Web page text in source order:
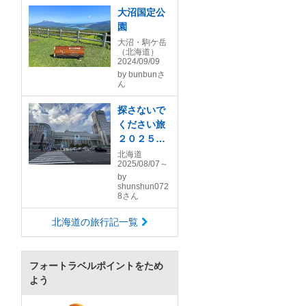
大沼国定公
園
大沼・駒ケ岳
（北海道）
2024/09/09
by bunbunさ
ん
探さないで
ください旅
２０２５夏
～今年は北
の大地を巡
りました～
北海道
2025/08/07～
by
shunshun072
8さん
北海道の旅行記一覧
フォートラベルポイントをため
よう